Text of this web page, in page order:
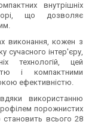
внутрішніх
що дозволяє
виконання, кожен з
сучасного інтер'єру,
технологій, цей
і компактними
ефективністю.
використанню
порожнистих
всього 28